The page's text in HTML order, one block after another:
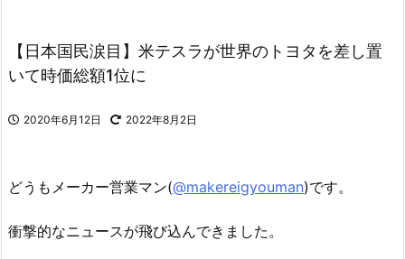
【日本国民涙目】米テスラが世界のトヨタを差し置
いて時価総額1位に
2020年6月12日 2022年8月2日
どうもメーカー営業マン(@makereigyouman)です。
衝撃的なニュースが飛び込んできました。